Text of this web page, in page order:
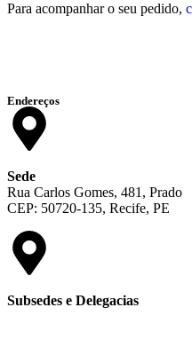
Para acompanhar o seu pedido,
Endereços
Sede
Rua Carlos Gomes, 481, Prado
CEP: 50720-135, Recife, PE
Subsedes e Delegacias